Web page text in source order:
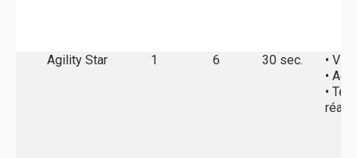
Agility Star 1 6 30 sec.
•
•
•